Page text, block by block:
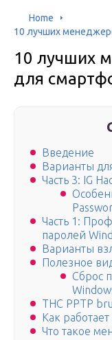
Home
10 лучших
10 лучших
для
Введение
Варианты
Часть 3: IG
Часть 1:
паролей
Варианты
Полезное
Сброс
THC PPTP
Как
Что такое